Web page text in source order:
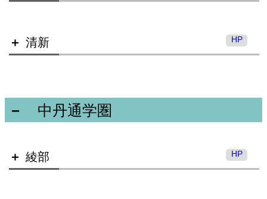
峰山高等学校
丹後緑風高等学校 網野学舎
丹後緑風高等学校 久美浜学舎
清新 HP
清新高等学校
中丹通学圏
綾部 HP